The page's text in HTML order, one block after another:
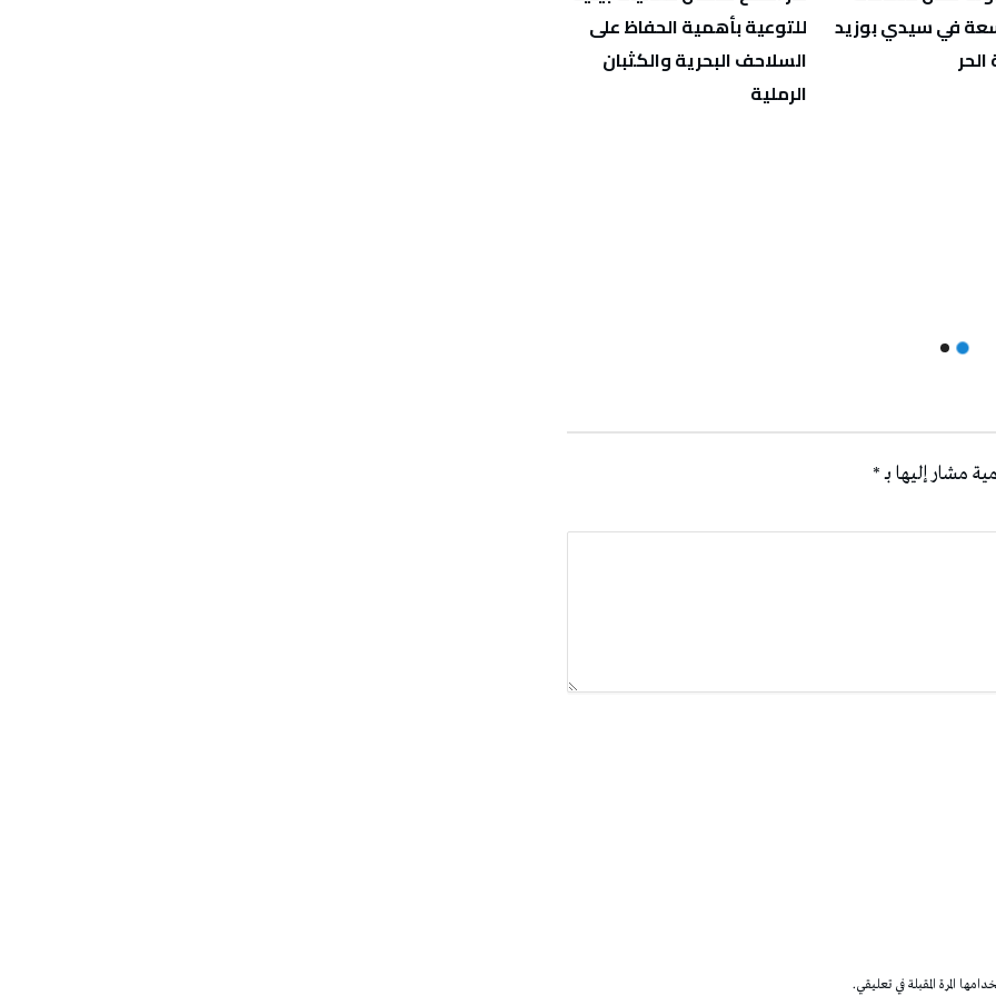
في سيدي بوزيد
للتوعية بأهمية الحفاظ على
السلاحف البحرية والكثبان
الرملية
مشار إليها بـ*
المرة المقبلة في تعليقي.